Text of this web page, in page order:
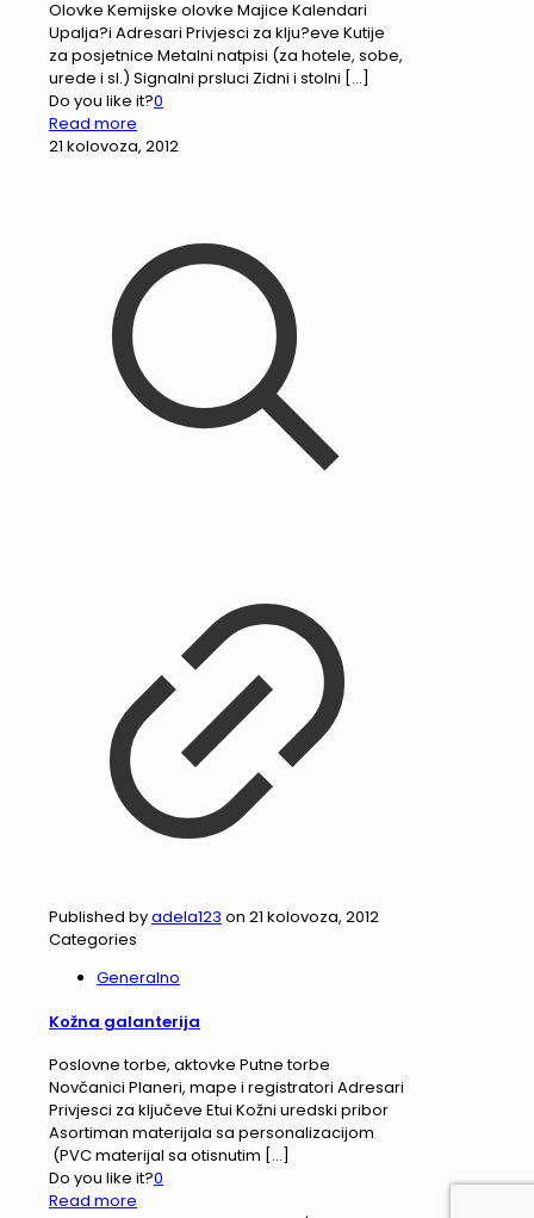
Olovke Kemijske olovke Majice Kalendari
Upalja?i Adresari Privjesci za klju?eve Kutije
za posjetnice Metalni natpisi (za hotele, sobe,
urede i sl.) Signalni prsluci Zidni i stolni […]
Do you like it?0
Read more
21 kolovoza, 2012
Published byadela123 on 21 kolovoza, 2012
Categories
Generalno
Kožna galanterija
Poslovne torbe, aktovke Putne torbe
Novčanici Planeri, mape i registratori Adresari
Privjesci za ključeve Etui Kožni uredski pribor
Asortiman materijala sa personalizacijom
(PVC materijal sa otisnutim […]
Do you like it?0
Read more